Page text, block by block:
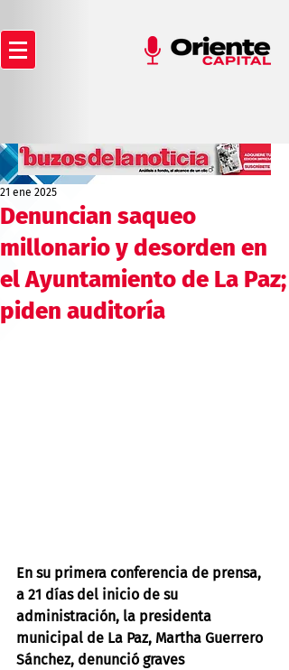
Denuncian saqueo
millonario y desorden en
el Ayuntamiento de La Paz;
piden auditoría
21 ene 2025
En su primera conferencia de prensa,
a 21 días del inicio de su
administración, la presidenta
municipal de La Paz, Martha Guerrero
Sánchez, denunció graves